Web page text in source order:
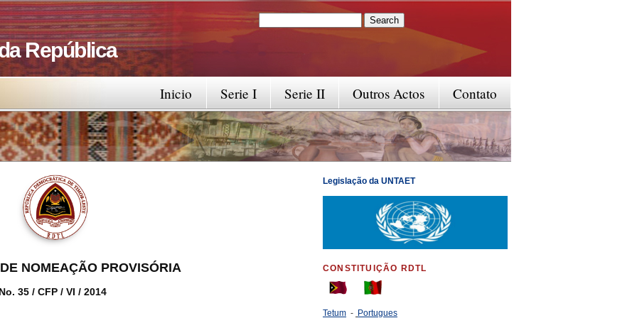
República
Search form
Contato
Outros Actos
Serie II
Serie I
Inicio
NOMEAÇÃO PROVISÓRIA
No. 35 / CFP / VI / 2014
Legislação da UNTAET
CONSTITUIÇÃO RDTL
Tetum - Portugues